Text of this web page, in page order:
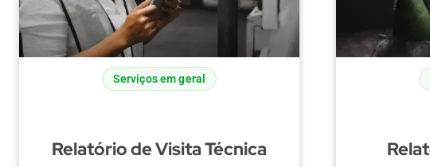
Serviços em geral
Relatório de Visita Técnica